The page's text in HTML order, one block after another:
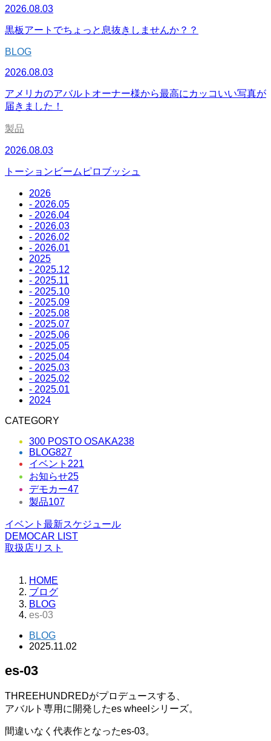
2026.08.03
黒板アートでちょっと息抜きしませんか？？
BLOG
2026.08.03
アメリカのアバルトオーナー様から最高にカッコいい写真が
届きました！
製品
2026.08.03
トーションビームピロブッシュ
2026
- 2026.05
- 2026.04
- 2026.03
- 2026.02
- 2026.01
2025
- 2025.12
- 2025.11
- 2025.10
- 2025.09
- 2025.08
- 2025.07
- 2025.06
- 2025.05
- 2025.04
- 2025.03
- 2025.02
- 2025.01
2024
CATEGORY
300 POSTO OSAKA238
BLOG827
イベント 221
お知らせ25
デモカー47
製品107
イベント最新スケジュール
DEMOCAR LIST
取扱店リスト
HOME
ブログ
BLOG
es-03
BLOG
2025.11.02
es-03
THREEHUNDREDがプロデュースする、
アバルト専用に開発したes wheelシリーズ。
間違いなく代表作となったes-03。